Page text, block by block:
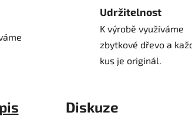
Udržitelnost
K výrobě využíváme
zbytkové dřevo a
kus je originál.
Diskuze